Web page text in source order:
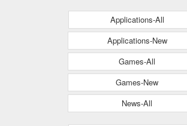
Applications-All
Applications-New
Games-All
Games-New
News-All